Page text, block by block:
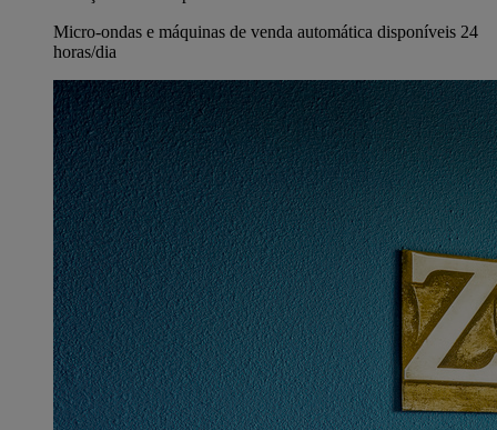
Micro-ondas e máquinas de venda automática disponíveis 24
horas/dia